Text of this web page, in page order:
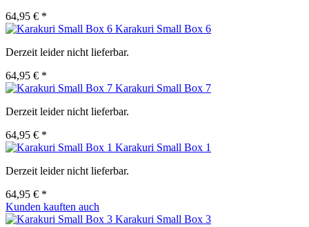
64,95 € *
Karakuri Small Box 6
Derzeit leider nicht lieferbar.
64,95 € *
Karakuri Small Box 7
Derzeit leider nicht lieferbar.
64,95 € *
Karakuri Small Box 1
Derzeit leider nicht lieferbar.
64,95 € *
Kunden kauften auch
Karakuri Small Box 3